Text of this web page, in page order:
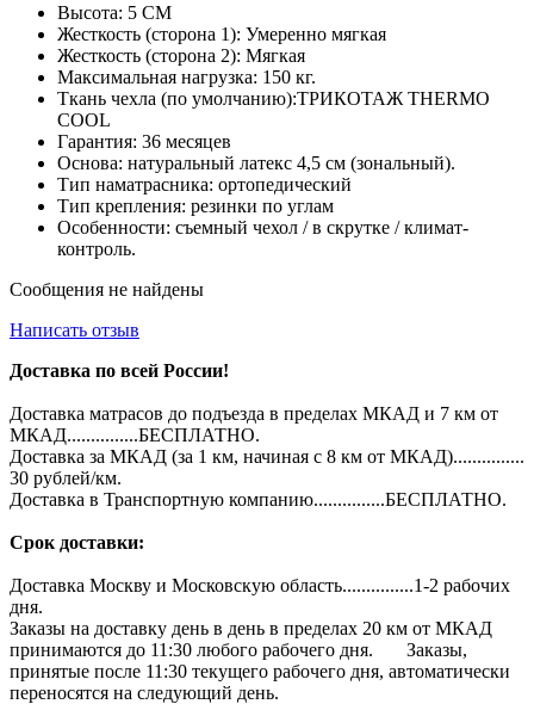
Высота: 5 СМ
Жесткость (сторона 1): Умеренно мягкая
Жесткость (сторона 2): Мягкая
Максимальная нагрузка: 150 кг.
Ткань чехла (по умолчанию):ТРИКОТАЖ THERMO
COOL
Гарантия: 36 месяцев
Основа: натуральный латекс 4,5 см (зональный).
Тип наматрасника: ортопедический
Тип крепления: резинки по углам
Особенности: съемный чехол / в скрутке / климат-
контроль.
Сообщения не найдены
Написать отзыв
Доставка по всей России!
Доставка матрасов до подъезда в пределах МКАД и 7 км от
МКАД...............БЕСПЛАТНО.
Доставка за МКАД (за 1 км, начиная с 8 км от МКАД)...............
30 рублей/км.
Доставка в Транспортную компанию...............БЕСПЛАТНО.
Срок доставки:
Доставка Москву и Московскую область...............1-2 рабочих
дня.
Заказы на доставку день в день в пределах 20 км от МКАД
принимаются до 11:30 любого рабочего дня. Заказы,
принятые после 11:30 текущего рабочего дня, автоматически
переносятся на следующий день.